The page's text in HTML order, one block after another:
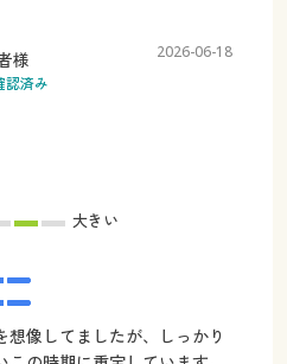
様
認済み
2026-06-18
大きい
想像してましたが、しっかり